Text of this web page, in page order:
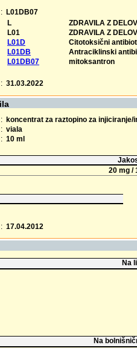
L01DB07
L
ZDRAVILA Z
L01
ZDRAVILA Z
L01D
Citotoksični
L01DB
Antraciklinski
L01DB07
mitoksantron
31.03.2022
koncentrat za raztopino za injiciranje/
viala
10 ml
20 mg /
17.04.2012
Na
Na